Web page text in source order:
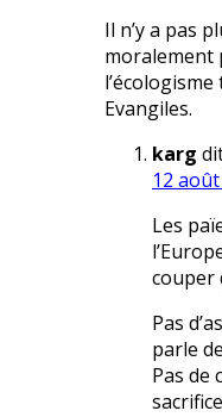
Il n’y a pas
moralement
Evangiles.
karg
12
Les
couper
Pas
parle
Pas de